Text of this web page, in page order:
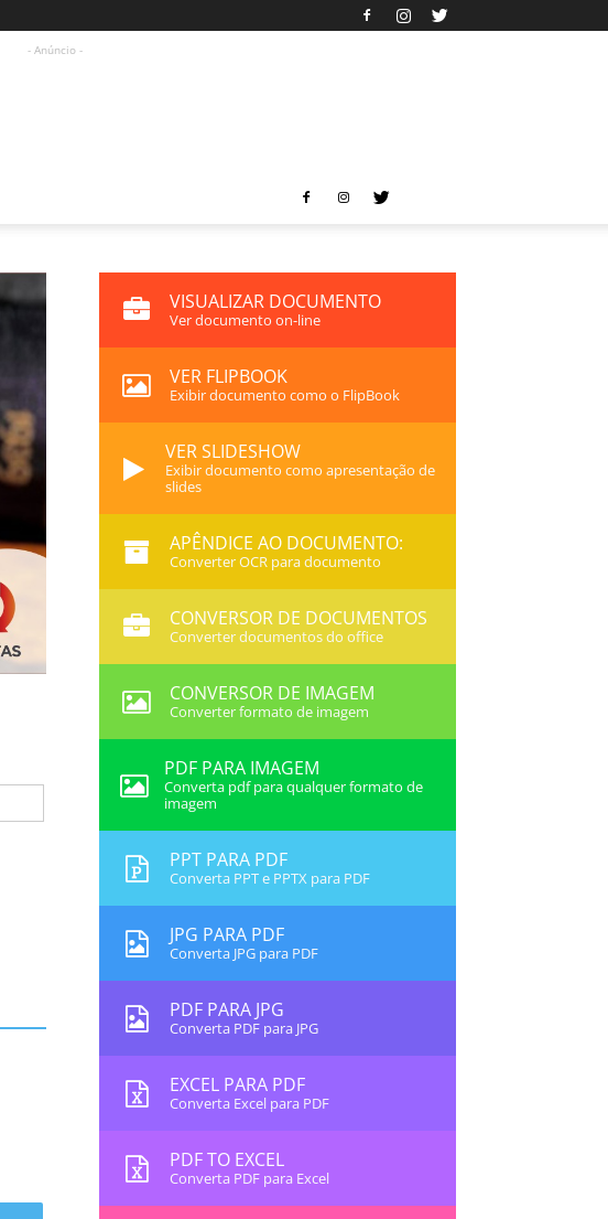
- Anúncio -
VISUALIZAR DOCUMENTO
Ver documento on-line
VER FLIPBOOK
Exibir documento como o FlipBook
VER SLIDESHOW
Exibir documento como apresentação de
slides
APÊNDICE AO DOCUMENTO:
Converter OCR para documento
CONVERSOR DE DOCUMENTOS
Converter documentos do office
CONVERSOR DE IMAGEM
Converter formato de imagem
PDF PARA IMAGEM
Converta pdf para qualquer formato de
imagem
PPT PARA PDF
Converta PPT e PPTX para PDF
JPG PARA PDF
Converta JPG para PDF
PDF PARA JPG
Converta PDF para JPG
EXCEL PARA PDF
Converta Excel para PDF
PDF TO EXCEL
Converta PDF para Excel